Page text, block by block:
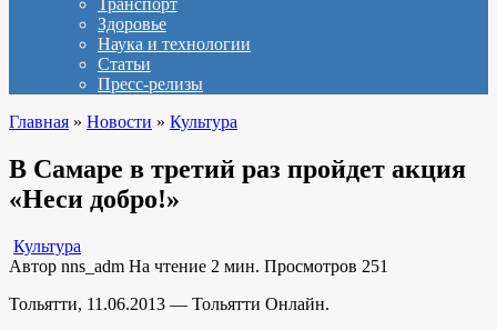
Транспорт
Здоровье
Наука и технологии
Статьи
Пресс-релизы
Главная » Новости » Культура
В Самаре в третий раз пройдет акция
«Неси добро!»
Культура
Автор nns_adm На чтение 2 мин. Просмотров 251
Тольятти, 11.06.2013 — Тольятти Онлайн.